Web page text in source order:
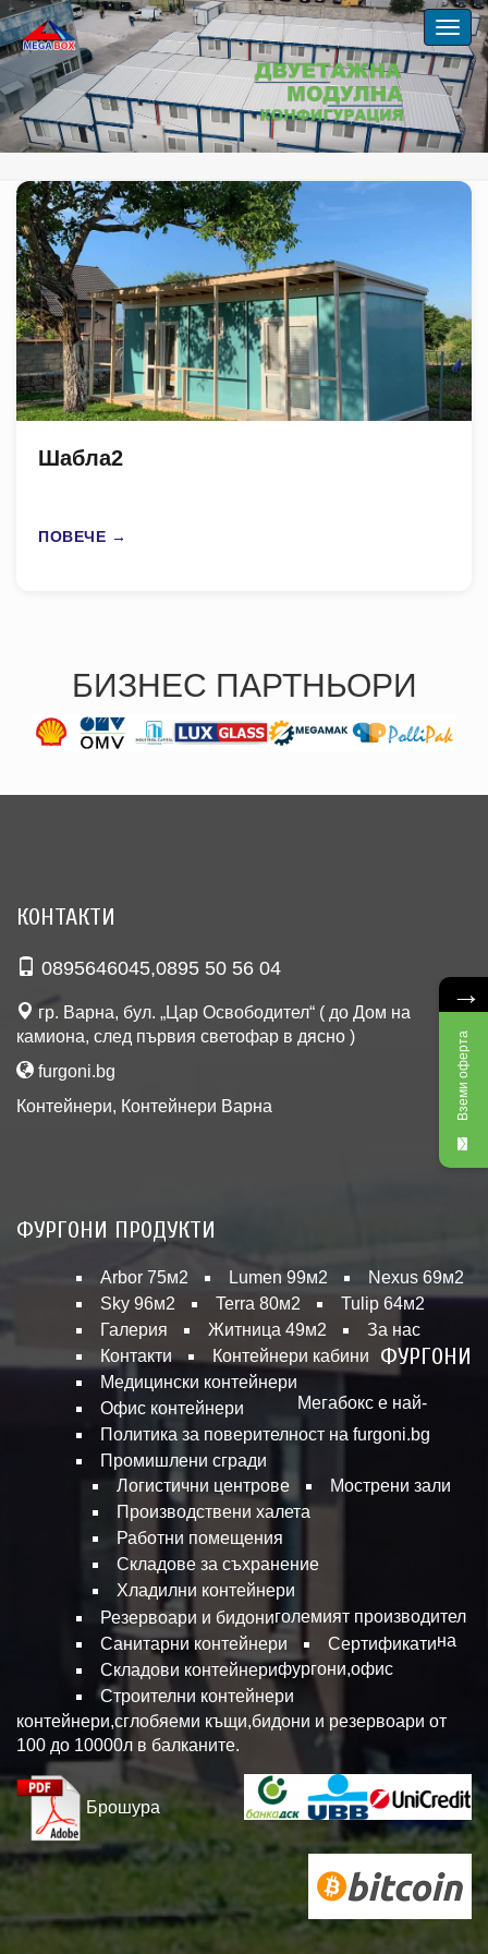
Шабла2
ПОВЕЧЕ →
БИЗНЕС ПАРТНЬОРИ
КОНТАКТИ
0895646045,0895 50 56 04
гр. Варна, бул. „Цар Освободител“ ( до Дом на
камиона, след първия светофар в дясно )
furgoni.bg
Контейнери, Контейнери Варна
ФУРГОНИ ПРОДУКТИ
Arbor 75м2 Lumen 99м2
Nexus 69м2
Sky 96м2
Terra 80м2
Tulip 64м2
Галерия
Житница 49м2
За нас
Контакти
Контейнери кабини
Медицински контейнери
Офис контейнери
Политика за поверителност на furgoni.bg
Промишлени сгради
Логистични центрове
Мострени зали
Производствени халета
Работни помещения
Складове за съхранение
Хладилни контейнери
Резервоари и бидони
Санитарни контейнери
Сертификати
Складови контейнери
Строителни контейнери
ФУРГОНИ
Мегабокс е най-
големият производител
на
фургони,офис
контейнери,сглобяеми къщи,бидони и резервоари от
100 до 10000л в балканите.
Брошура
→
Вземи оферта